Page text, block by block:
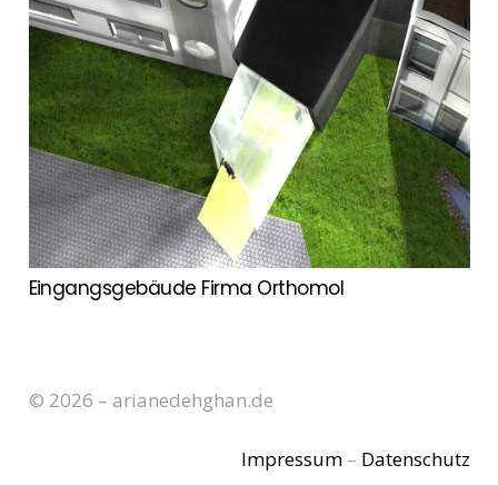
Eingangsgebäude Firma Orthomol
© 2026 – arianedehghan.de
Impressum– Datenschutz